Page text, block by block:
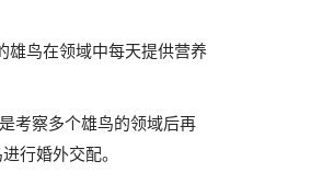
雄鸟在领域中每天提供营养
考察多个雄鸟的领域后再
行婚外交配。